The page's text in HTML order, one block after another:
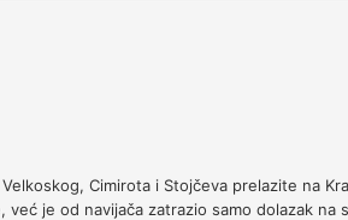
Cimirota i Stojčeva prelazite na
je od navijača zatrazio samo dolazak na